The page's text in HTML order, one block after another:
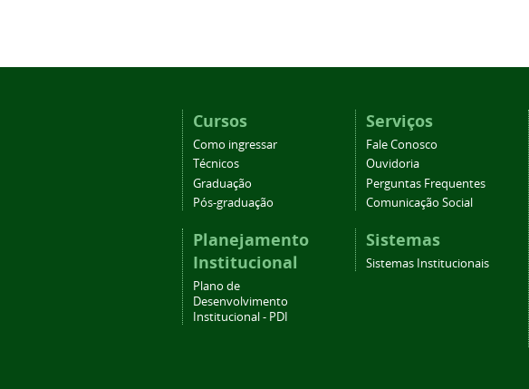
Cursos
Como ingressar
Técnicos
Graduação
Pós-graduação
Planejamento
Institucional
Plano de
Desenvolvimento
Institucional - PDI
Serviços
Fale Conosco
Ouvidoria
Perguntas Frequentes
Comunicação Social
Sistemas
Sistemas Institucionais